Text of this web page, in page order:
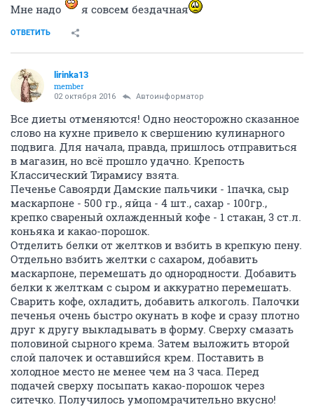
Мне надо я совсем бездачная
ОТВЕТИТЬ
lirinka13
member
02 октября 2016 Автоинформатор
Все диеты отменяются! Одно неосторожно сказанное
слово на кухне привело к свершению кулинарного
подвига. Для начала, правда, пришлось отправиться
в магазин, но всё прошло удачно. Крепость
Классический Тирамису взята.
Печенье Савоярди Дамские пальчики - 1пачка, сыр
маскарпоне - 500 гр., яйца - 4 шт., сахар - 100гр.,
крепко свареный охлажденный кофе - 1 стакан, 3 ст.л.
коньяка и какао-порошок.
Отделить белки от желтков и взбить в крепкую пену.
Отдельно взбить желтки с сахаром, добавить
маскарпоне, перемешать до однородности. Добавить
белки к желткам с сыром и аккуратно перемешать.
Сварить кофе, охладить, добавить алкоголь. Палочки
печенья очень быстро окунать в кофе и сразу плотно
друг к другу выкладывать в форму. Сверху смазать
половиной сырного крема. Затем выложить второй
слой палочек и оставшийся крем. Поставить в
холодное место не менее чем на 3 часа. Перед
подачей сверху посыпать какао-порошок через
ситечко. Получилось умопомрачительно вкусно!